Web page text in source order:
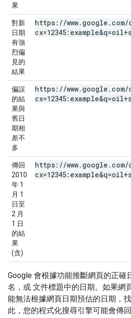
果
對新
日期
有強
烈偏
見的
結果
https: //www. google . com/
偏誤
的結
果與
舊日
期相
差不
多
https: //www. google . com/
傳回
2010
年 1
月 1
日至
2 月
1 日
的結
果
(含)
https: //www. google . com/
Google 會根據功能推斷網頁的正確
名，或 文件標題中的日期。如果網
能無法根據網頁日期預估的日期，
此，您的程式化搜尋引擎可能會傳